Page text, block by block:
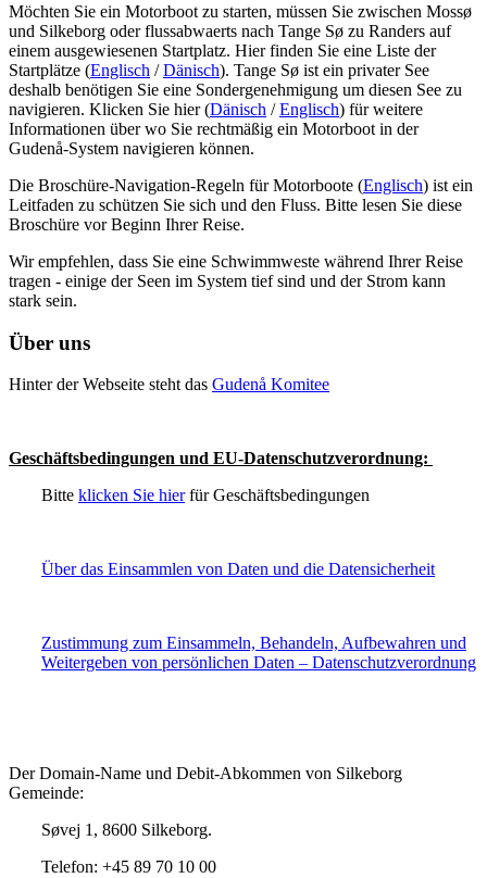
Möchten Sie ein Motorboot zu starten, müssen Sie zwischen Mossø
und Silkeborg oder flussabwaerts nach Tange Sø zu Randers auf
einem ausgewiesenen Startplatz. Hier finden Sie eine Liste der
Startplätze (Englisch /Dänisch). Tange Sø ist ein privater See
deshalb benötigen Sie eine Sondergenehmigung um diesen See zu
navigieren. Klicken Sie hier (Dänisch /Englisch) für weitere
Informationen über wo Sie rechtmäßig ein Motorboot in der
Gudenå-System navigieren können.
Die Broschüre-Navigation-Regeln für Motorboote (Englisch) ist ein
Leitfaden zu schützen Sie sich und den Fluss. Bitte lesen Sie diese
Broschüre vor Beginn Ihrer Reise.
Wir empfehlen, dass Sie eine Schwimmweste während Ihrer Reise
tragen - einige der Seen im System tief sind und der Strom kann
stark sein.
Über uns
Hinter der Webseite steht das Gudenå Komitee
Geschäftsbedingungen und EU-Datenschutzverordnung:
Bitte klicken Sie hierfür Geschäftsbedingungen
Über das Einsammlen von Daten und die Datensicherheit
Zustimmung zum Einsammeln, Behandeln, Aufbewahren und
Weitergeben von persönlichen Daten – Datenschutzverordnung
Der Domain-Name und Debit-Abkommen von Silkeborg
Gemeinde:
Søvej 1, 8600 Silkeborg.
Telefon: +45 89 70 10 00